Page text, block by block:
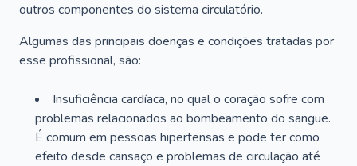
outros componentes do sistema circulatório.
Algumas das principais doenças e condições tratadas por
esse profissional, são:
Insuficiência cardíaca, no qual o coração sofre com
problemas relacionados ao bombeamento do sangue.
É comum em pessoas hipertensas e pode ter como
efeito desde cansaço e problemas de circulação até